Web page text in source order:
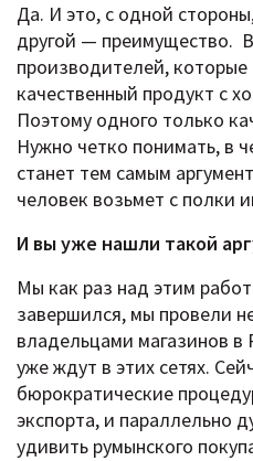
Да. И это, с одной
другой — преимущество.
производителей,
качественный продукт с
Поэтому одного только
Нужно четко понимать, в
станет тем самым
человек возьмет с полки
И вы уже нашли такой
Мы как раз над этим
завершился, мы провели
владельцами магазинов в
уже ждут в этих сетях.
бюрократические
экспорта, и параллельно
удивить румынского